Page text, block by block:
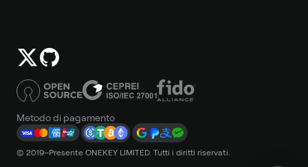
Metodo di pagamento
© 2019–Presente ONEKEY LIMITED. Tutti i diritti riservati.